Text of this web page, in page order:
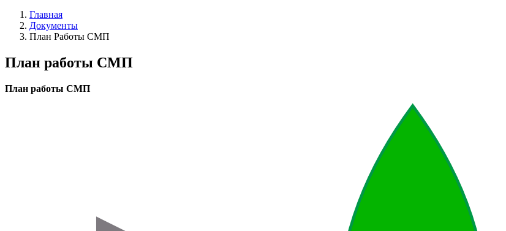
Строка
Главная
Документы
План Работы СМП
План работы СМП
План работы СМП